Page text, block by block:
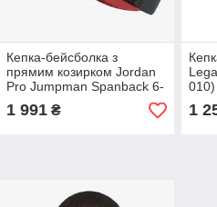
Кепка-бейсболка з
прямим козирком Jordan
Pro Jumpman Spanback 6-
панельний снепбек
(AR2118-019)
1 991₴
010)
1